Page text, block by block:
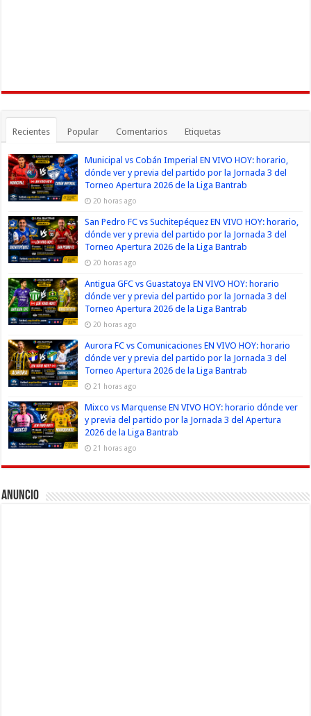
Recientes Popular Comentarios Etiquetas
Municipal vs Cobán Imperial EN VIVO HOY: horario,
dónde ver y previa del partido por la Jornada 3 del
Torneo Apertura 2026 de la Liga Bantrab
20 horas ago
San Pedro FC vs Suchitepéquez EN VIVO HOY: horario,
dónde ver y previa del partido por la Jornada 3 del
Torneo Apertura 2026 de la Liga Bantrab
20 horas ago
Antigua GFC vs Guastatoya EN VIVO HOY: horario
dónde ver y previa del partido por la Jornada 3 del
Torneo Apertura 2026 de la Liga Bantrab
20 horas ago
Aurora FC vs Comunicaciones EN VIVO HOY: horario
dónde ver y previa del partido por la Jornada 3 del
Torneo Apertura 2026 de la Liga Bantrab
21 horas ago
Mixco vs Marquense EN VIVO HOY: horario dónde ver
y previa del partido por la Jornada 3 del Apertura
2026 de la Liga Bantrab
21 horas ago
Anuncio